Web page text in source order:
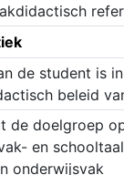
de student is
beleid
de doelgroep
en
onderwijsvak